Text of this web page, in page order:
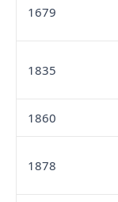
1679
1835
1860
1878